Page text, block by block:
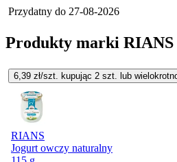
Przydatny do 27-08-2026
Produkty marki RIANS
6,39 zł/szt. kupując 2 szt. lub
RIANS
Jogurt owczy naturalny